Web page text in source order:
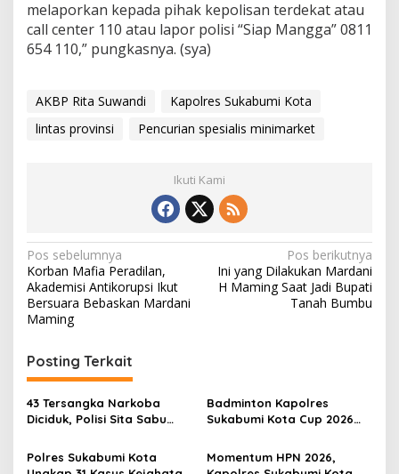
melaporkan kepada pihak kepolisan terdekat atau
call center 110 atau lapor polisi “Siap Mangga” 0811
654 110,” pungkasnya. (sya)
AKBP Rita Suwandi
Kapolres Sukabumi Kota
lintas provinsi
Pencurian spesialis minimarket
Ikuti Kami
N
a
v
g
a
s
p
Pos sebelumnya
Korban Mafia Peradilan,
Akademisi Antikorupsi Ikut
Bersuara Bebaskan Mardani
Maming
Pos berikutnya
Ini yang Dilakukan Mardani
H Maming Saat Jadi Bupati
Tanah Bumbu
Posting Terkait
43 Tersangka Narkoba
Diciduk, Polisi Sita Sabu
Keras Senilai Rp697 Juta
Badminton Kapolres
Sukabumi Kota Cup 2026
Sentot: Menang-Kalah
Bukan Tujuan Utama
Polres Sukabumi Kota
Momentum HPN 2026,